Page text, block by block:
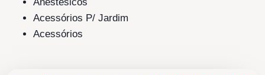
Acessórios P/ Jardim
Acessórios